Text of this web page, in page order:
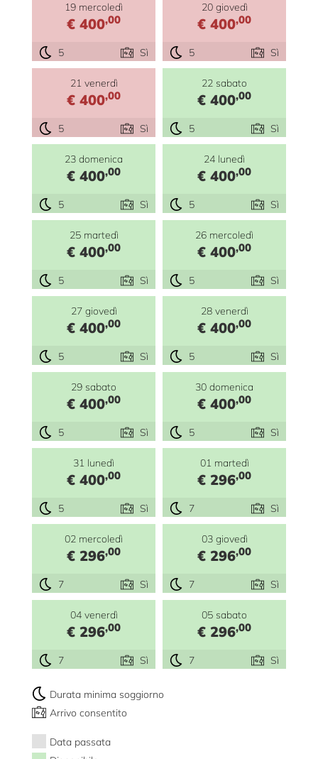
19 mercoledì
€ 400,00
5 Sì
20 giovedì
€ 400,00
5 Sì
21 venerdì
€ 400,00
5 Sì
22 sabato
€ 400,00
5 Sì
23 domenica
€ 400,00
5 Sì
24 lunedì
€ 400,00
5 Sì
25 martedì
€ 400,00
5 Sì
26 mercoledì
€ 400,00
5 Sì
27 giovedì
€ 400,00
5 Sì
28 venerdì
€ 400,00
5 Sì
29 sabato
€ 400,00
5 Sì
30 domenica
€ 400,00
5 Sì
31 lunedì
€ 400,00
5 Sì
01 martedì
€ 296,00
7 Sì
02 mercoledì
€ 296,00
7 Sì
03 giovedì
€ 296,00
7 Sì
04 venerdì
€ 296,00
7 Sì
05 sabato
€ 296,00
7 Sì
Durata minima soggiorno
Arrivo consentito
Data passata